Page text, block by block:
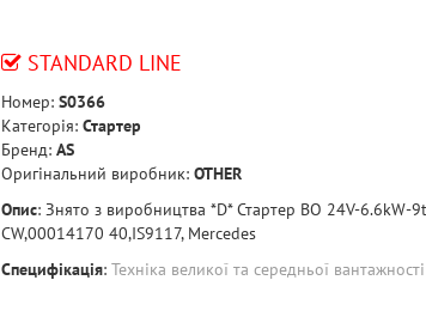
STANDARD LINE
Номер: S0366
Категорія: Стартер
Бренд: AS
Оригінальний виробник: OTHER
Опис: Знято з виробництва *D* Стартер BO 24V-6.6kW-
CW,00014170 40,IS9117, Mercedes
Специфікація: Техніка великої та середньої вантажності